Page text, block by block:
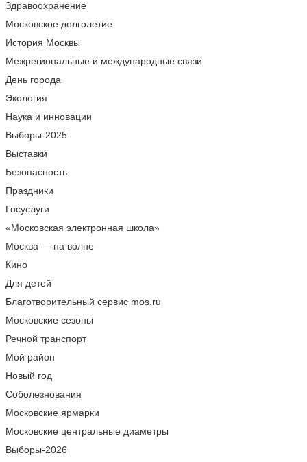
Здравоохранение
Московское долголетие
История Москвы
Межрегиональные и международные связи
День города
Экология
Наука и инновации
Выборы-2025
Выставки
Безопасность
Праздники
Госуслуги
«Московская электронная школа»
Москва — на волне
Кино
Для детей
Благотворительный сервис mos.ru
Московские сезоны
Речной транспорт
Мой район
Новый год
Соболезнования
Московские ярмарки
Московские центральные диаметры
Выборы-2026